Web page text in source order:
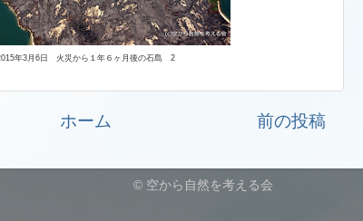
年3月6日 火災から１年６ヶ月後の石島 2
前の投稿
ホーム
© 空から自然を考える会